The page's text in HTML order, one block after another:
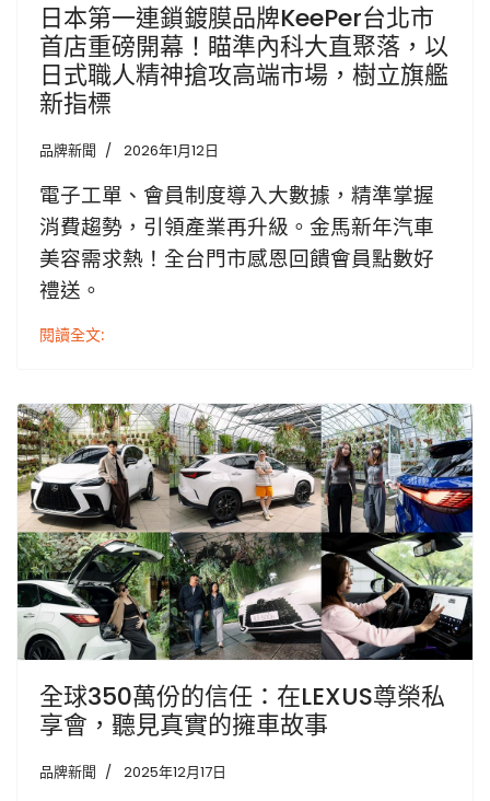
日本第一連鎖鍍膜品牌KeePer台北市
首店重磅開幕！瞄準內科大直聚落，以
日式職人精神搶攻高端市場，樹立旗艦
新指標
品牌新聞 2026年1月12日
電子工單、會員制度導入大數據，精準掌握
消費趨勢，引領產業再升級。 金馬新年汽車
美容需求熱！全台門市感恩回饋會員點數好
禮送。
閱讀全文:
全球350萬份的信任：在LEXUS尊榮私
享會，聽見真實的擁車故事
品牌新聞 2025年12月17日